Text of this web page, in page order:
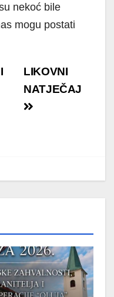
nekoć bile
mogu postati
LIKOVNI
NATJEČAJ